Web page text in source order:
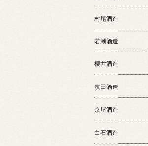
村尾酒造
若潮酒造
櫻井酒造
濱田酒造
京屋酒造
白石酒造